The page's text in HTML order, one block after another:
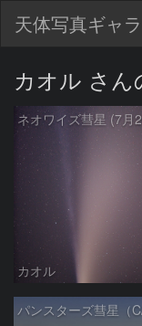
天体写真ギャ
カオル さん
ネオワイズ彗星 (7月
カオル